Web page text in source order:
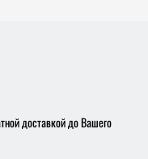
доставкой до Вашего